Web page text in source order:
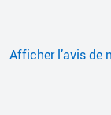
Afficher l’avis de